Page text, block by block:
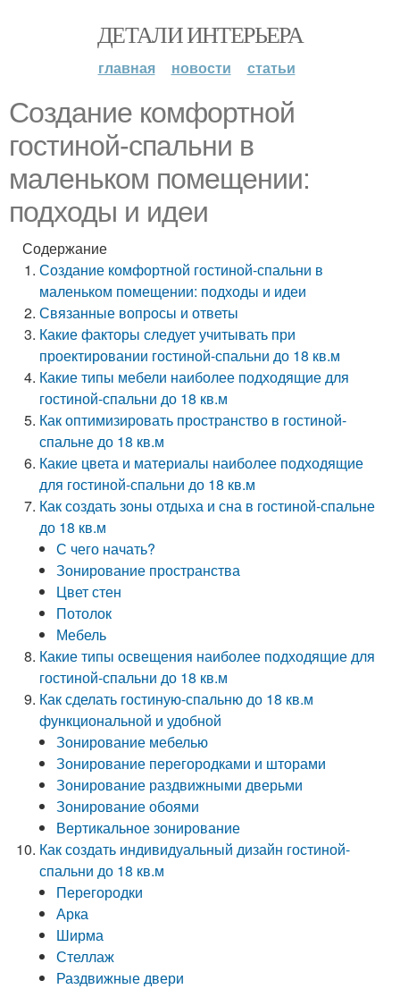
ДЕТАЛИ ИНТЕРЬЕРА
главная новости статьи
Создание комфортной
гостиной-спальни в
маленьком помещении:
подходы и идеи
Содержание
Создание комфортной гостиной-спальни в
маленьком помещении: подходы и идеи
Связанные вопросы и ответы
Какие факторы следует учитывать при
проектировании гостиной-спальни до 18 кв.м
Какие типы мебели наиболее подходящие для
гостиной-спальни до 18 кв.м
Как оптимизировать пространство в гостиной-
спальне до 18 кв.м
Какие цвета и материалы наиболее подходящие
для гостиной-спальни до 18 кв.м
Как создать зоны отдыха и сна в гостиной-спальне
до 18 кв.м
С чего начать?
Зонирование пространства
Цвет стен
Потолок
Мебель
Какие типы освещения наиболее подходящие для
гостиной-спальни до 18 кв.м
Как сделать гостиную-спальню до 18 кв.м
функциональной и удобной
Зонирование мебелью
Зонирование перегородками и шторами
Зонирование раздвижными дверьми
Зонирование обоями
Вертикальное зонирование
Как создать индивидуальный дизайн гостиной-
спальни до 18 кв.м
Перегородки
Арка
Ширма
Стеллаж
Раздвижные двери